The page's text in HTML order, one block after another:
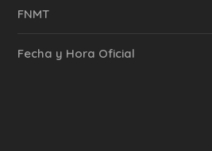
FNMT
Fecha y Hora Oficial